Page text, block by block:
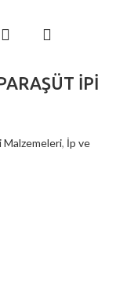
İPİ
, İp ve